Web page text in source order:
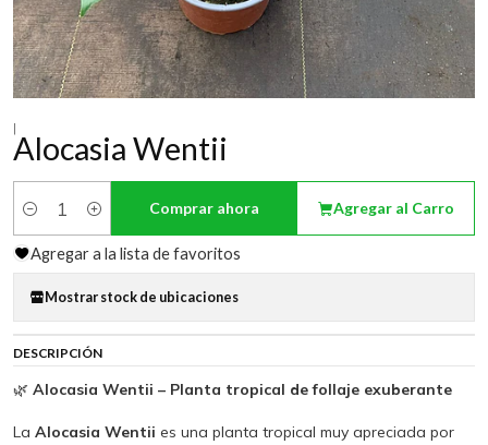
|
Alocasia Wentii
Cantidad
Agregar al Carro
Comprar ahora
Agregar a la lista de favoritos
Mostrar stock de ubicaciones
DESCRIPCIÓN
🌿 Alocasia Wentii – Planta tropical de follaje exuberante
La Alocasia Wentii es una planta tropical muy apreciada por